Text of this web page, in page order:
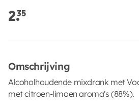
2.35
Omschrijving
Alcoholhoudende mixdrank met
met citroen-limoen aroma's (88%).